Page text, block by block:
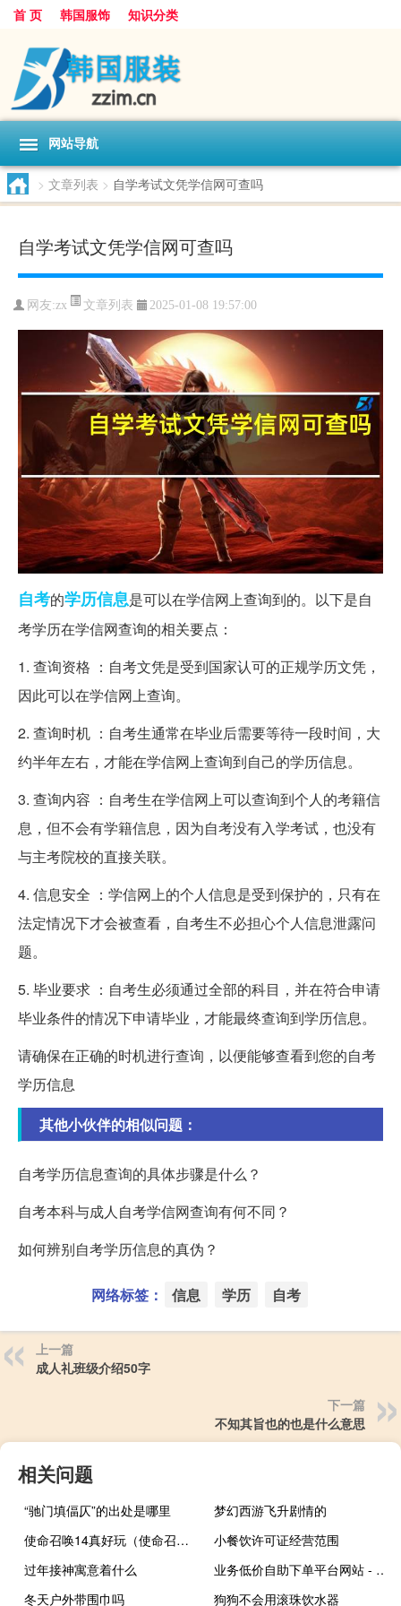
首 页 韩国服饰 知识分类
网站导航
> 文章列表 > 自学考试文凭学信网可查吗
自学考试文凭学信网可查吗
网友:zx 文章列表 2025-01-08 19:57:00
自考的学历信息是可以在学信网上查询到的。以下是自
考学历在学信网查询的相关要点：
1. 查询资格 ：自考文凭是受到国家认可的正规学历文凭，
因此可以在学信网上查询。
2. 查询时机 ：自考生通常在毕业后需要等待一段时间，大
约半年左右，才能在学信网上查询到自己的学历信息。
3. 查询内容 ：自考生在学信网上可以查询到个人的考籍信
息，但不会有学籍信息，因为自考没有入学考试，也没有
与主考院校的直接关联。
4. 信息安全 ：学信网上的个人信息是受到保护的，只有在
法定情况下才会被查看，自考生不必担心个人信息泄露问
题。
5. 毕业要求 ：自考生必须通过全部的科目，并在符合申请
毕业条件的情况下申请毕业，才能最终查询到学历信息。
请确保在正确的时机进行查询，以便能够查看到您的自考
学历信息
其他小伙伴的相似问题：
自考学历信息查询的具体步骤是什么？
自考本科与成人自考学信网查询有何不同？
如何辨别自考学历信息的真伪？
网络标签： 信息 学历 自考
上一篇
成人礼班级介绍50字
下一篇
不知其旨也的也是什么意思
相关问题
“驰门填偪仄”的出处是哪里
梦幻西游飞升剧情的
使命召唤14真好玩（使命召唤那1 14最好玩）
小餐饮许可证经营范围
过年接神寓意着什么
业务低价自助下单平台网站 - 广网女单施晗击败蓬谢 1元涨1000粉丝平台
冬天户外带围巾吗
狗狗不会用滚珠饮水器